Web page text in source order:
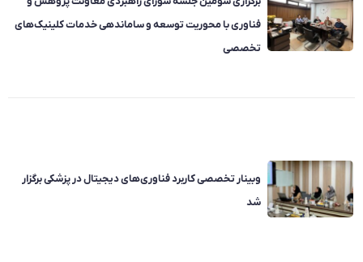
فناوری با محوریت توسعه و ساماندهی خدمات کلینیک‌های
تخصصی
وبینار تخصصی کاربرد فناوری‌های دیجیتال در پزشکی برگزار
شد